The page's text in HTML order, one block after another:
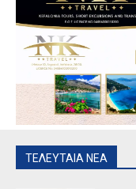
ΤΕΛΕΥΤΑΙΑ ΝΕΑ